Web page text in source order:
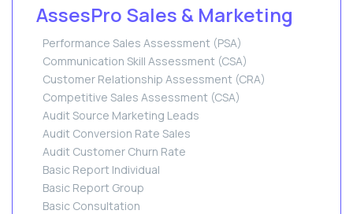
AssesPro Sales & Marketing
Performance Sales Assessment (PSA)
Communication Skill Assessment (CSA)
Customer Relationship Assessment (CRA)
Competitive Sales Assessment (CSA)
Audit Source Marketing Leads
Audit Conversion Rate Sales
Audit Customer Churn Rate
Basic Report Individual
Basic Report Group
Basic Consultation